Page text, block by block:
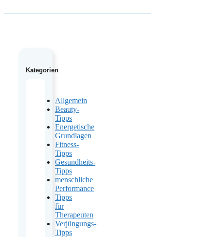
Kategorien
Allgemein
Beauty-
Tipps
Energetische
Grundlagen
Fitness-
Tipps
Gesundheits-
Tipps
menschliche
Performance
Tipps
für
Therapeuten
Verjüngungs-
Tipps